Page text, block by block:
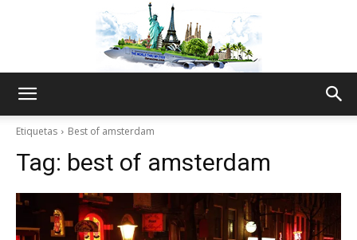
Etiquetas Best of amsterdam
Tag: best of amsterdam